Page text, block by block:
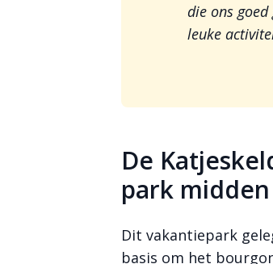
die ons
leuke
De
park
Dit vakantiepark
basis om het